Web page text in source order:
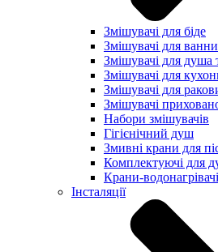
Змішувачі для біде
Змішувачі для ванни
Змішувачі для душа
Змішувачі для
Змішувачі для
Змішувачі
Набори змішувачів
Гігієнічний душ
Змивні крани для
Комплектуючі для
Крани-водонагрівачі
Інсталяції